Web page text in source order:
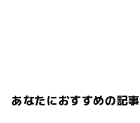
あなたにおすすめの記事